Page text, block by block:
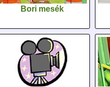
Bori mesék